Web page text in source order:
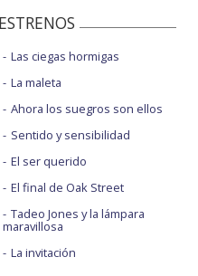
Las ciegas hormigas
La maleta
Ahora los suegros son ellos
Sentido y sensibilidad
El ser querido
El final de Oak Street
Tadeo Jones y la lámpara
maravillosa
La invitación